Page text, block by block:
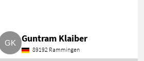
Guntram Klaiber
89192 Rammingen